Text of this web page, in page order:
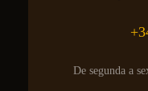
De segunda a